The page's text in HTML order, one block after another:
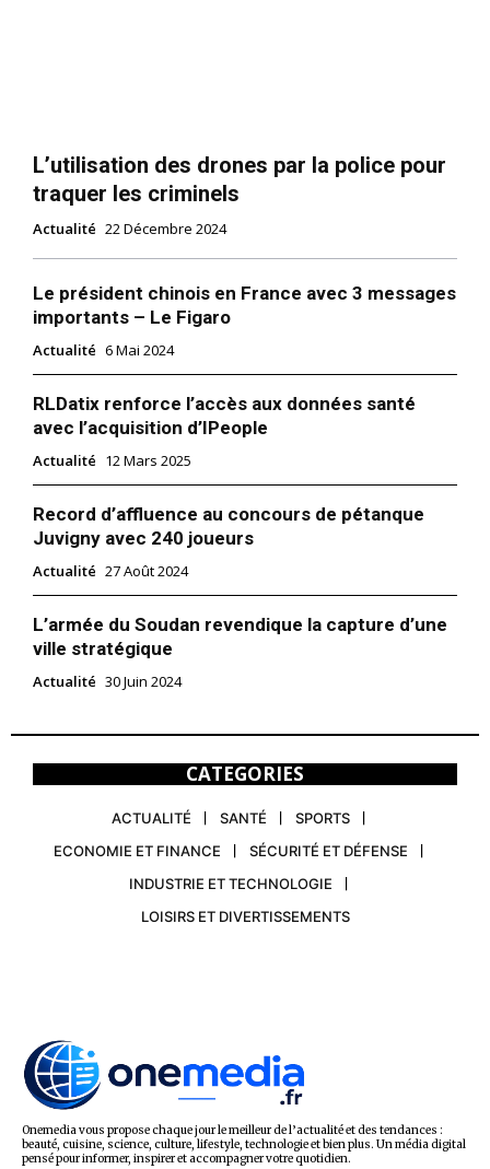
L’utilisation des drones par la police pour
traquer les criminels
Actualité 22 Décembre 2024
Le président chinois en France avec 3 messages
importants – Le Figaro
Actualité 6 Mai 2024
RLDatix renforce l’accès aux données santé
avec l’acquisition d’IPeople
Actualité 12 Mars 2025
Record d’affluence au concours de pétanque
Juvigny avec 240 joueurs
Actualité 27 Août 2024
L’armée du Soudan revendique la capture d’une
ville stratégique
Actualité 30 Juin 2024
CATEGORIES
ACTUALITÉ SANTÉ
SPORTS
ECONOMIE ET FINANCE
SÉCURITÉ ET DÉFENSE
INDUSTRIE ET TECHNOLOGIE
LOISIRS ET DIVERTISSEMENTS
Onemedia vous propose chaque jour le meilleur de l’actualité et des tendances :
beauté, cuisine, science, culture, lifestyle, technologie et bien plus. Un média digital
pensé pour informer, inspirer et accompagner votre quotidien.